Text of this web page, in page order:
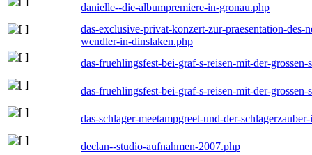
danielle--die-albumpremiere-in-gronau.php
das-exclusive-privat-konzert-zur-praesentation-
wendler-in-dinslaken.php
das-fruehlingsfest-bei-graf-s-reisen-mit-der-
das-fruehlingsfest-bei-graf-s-reisen-mit-der-
das-schlager-meetampgreet-und-der-
declan--studio-aufnahmen-2007.php